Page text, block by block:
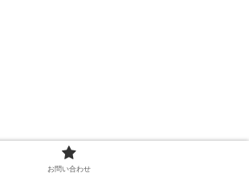
お問い合わせ